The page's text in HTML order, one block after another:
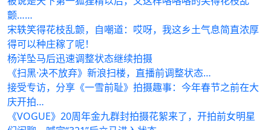
颤……
宋轶笑得花枝乱颤，自嘲道：哎呀，我这乡土气息简直浓厚
得可以种庄稼了呢！
杨洋坠马后迅速调整状态继续拍摄
《扫黑·决不放弃》新浪扫楼，直播前调整状态…
接受专访，分享《一雪前耻》拍摄趣事：今年春节之前在大
庆开拍…
《VOGUE》20周年金九群封拍摄花絮来了，开拍前女明星